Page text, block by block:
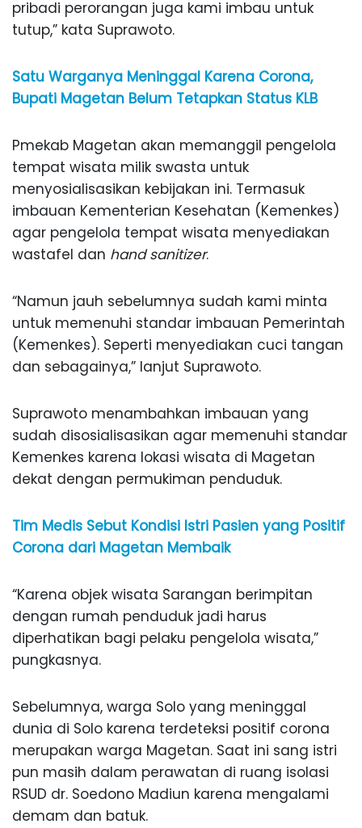
pribadi perorangan juga kami imbau untuk
tutup,” kata Suprawoto.
Satu Warganya Meninggal Karena Corona,
Bupati Magetan Belum Tetapkan Status KLB
Pmekab Magetan akan memanggil pengelola
tempat wisata milik swasta untuk
menyosialisasikan kebijakan ini. Termasuk
imbauan Kementerian Kesehatan (Kemenkes)
agar pengelola tempat wisata menyediakan
wastafel dan hand sanitizer.
“Namun jauh sebelumnya sudah kami minta
untuk memenuhi standar imbauan Pemerintah
(Kemenkes). Seperti menyediakan cuci tangan
dan sebagainya,” lanjut Suprawoto.
Suprawoto menambahkan imbauan yang
sudah disosialisasikan agar memenuhi standar
Kemenkes karena lokasi wisata di Magetan
dekat dengan permukiman penduduk.
Tim Medis Sebut Kondisi Istri Pasien yang Positif
Corona dari Magetan Membaik
“Karena objek wisata Sarangan berimpitan
dengan rumah penduduk jadi harus
diperhatikan bagi pelaku pengelola wisata,”
pungkasnya.
Sebelumnya, warga Solo yang meninggal
dunia di Solo karena terdeteksi positif corona
merupakan warga Magetan. Saat ini sang istri
pun masih dalam perawatan di ruang isolasi
RSUD dr. Soedono Madiun karena mengalami
demam dan batuk.